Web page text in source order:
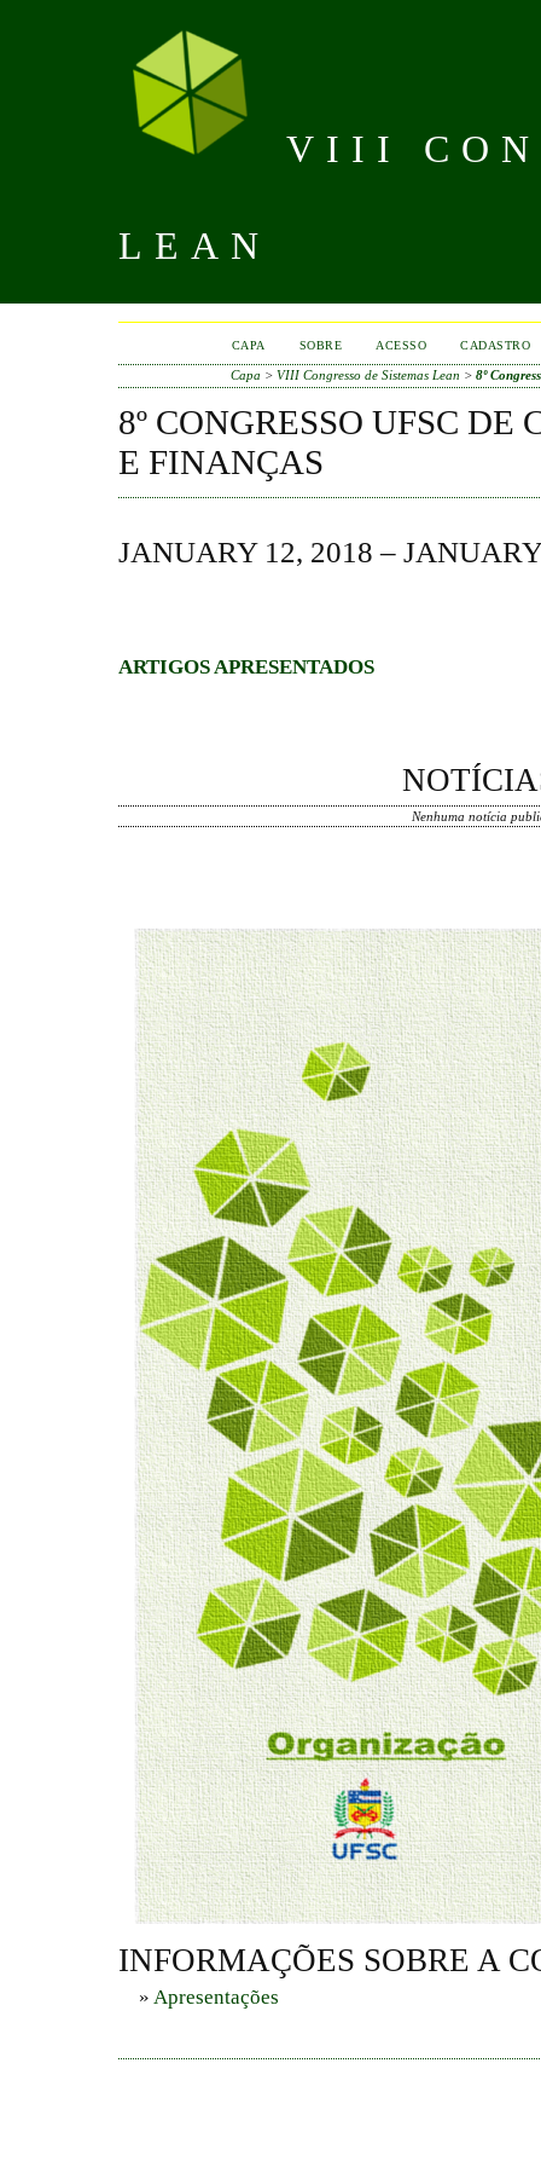
VIII
LEAN
CAPA SOBRE ACESSO CADASTRO
Capa >VIII Congresso de Sistemas Lean >8º
8º CONGRESSO UFSC
E FINANÇAS
JANUARY 12, 2018 –
ARTIGOS APRESENTADOS
Nenhuma notícia
INFORMAÇÕES SOBRE A
» Apresentações